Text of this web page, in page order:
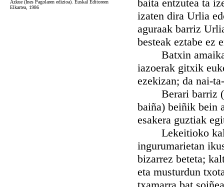
Azkue (Ines Pagolaren edizioa). Euskal Editoreen
Elkartea, 1986
baita entzutea ta
izaten dira Urlia
aguraak barriz
besteak eztabe ez
Batxin
iazoerak gitxik
ezekizan; da nai-
Berari barriz
baiña) beiñik bein
esakera guztiak
Lekeitioko
ingurumarietan
bizarrez beteta;
eta musturdun